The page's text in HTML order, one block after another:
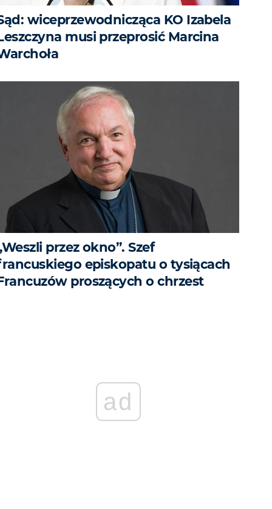
wiceprzewodnicząca KO Izabela
musi przeprosić Marcina
przez okno”. Szef
episkopatu o tysiącach
proszących o chrzest
ad